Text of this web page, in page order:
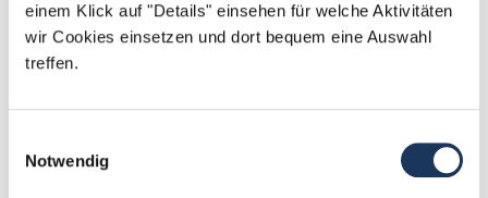
einem Klick auf "Details" einsehen für welche Aktivitäten
wir Cookies einsetzen und dort bequem eine Auswahl
treffen.
Notwendig
Gemeinsam finden wir die Zahnarztpraxis, die zu
Ihnen und Ihren beruflichen Zielen passt. Wenn Sie
Jobangeboten haben, stehe ich Ihnen jederzeit zur